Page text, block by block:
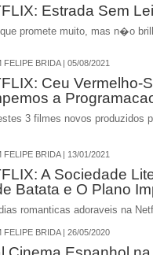
Estrada Sem
promete muito, mas n�o
FELIPE BRIDA | 05/08/2021
Ceu Vermelho-
a
3 filmes novos produzidos
FELIPE BRIDA | 13/01/2021
A Sociedade
Batata e O Plano
romanticas adoraveis na
FELIPE BRIDA | 26/05/2020